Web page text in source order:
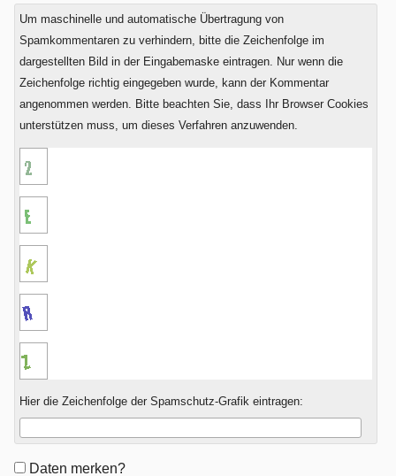
plus
Um maschinelle und automatische Übertragung von
Spamkommentaren zu verhindern, bitte die Zeichenfolge im
dargestellten Bild in der Eingabemaske eintragen. Nur wenn die
Zeichenfolge richtig eingegeben wurde, kann der Kommentar
angenommen werden. Bitte beachten Sie, dass Ihr Browser Cookies
unterstützen muss, um dieses Verfahren anzuwenden.
Hier die Zeichenfolge der Spamschutz-Grafik eintragen:
Formular-
Daten merken?